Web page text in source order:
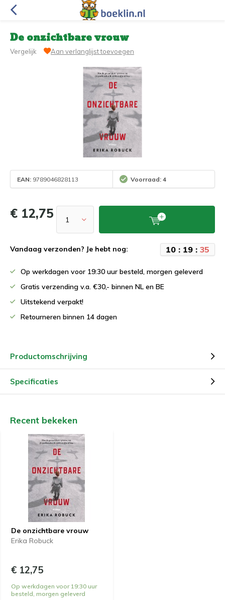
De onzichtbare vrouw
Vergelijk Aan verlanglijst toevoegen
EAN: 9789046828113 Voorraad: 4
€ 12,75
Vandaag verzonden? Je hebt nog: 10 : 19 : 35
Op werkdagen voor 19:30 uur besteld, morgen geleverd
Gratis verzending v.a. €30,- binnen NL en BE
Uitstekend verpakt!
Retourneren binnen 14 dagen
Productomschrijving
Specificaties
Recent bekeken
De onzichtbare vrouw
Erika Robuck
€ 12,75
Op werkdagen voor 19:30 uur
besteld, morgen geleverd